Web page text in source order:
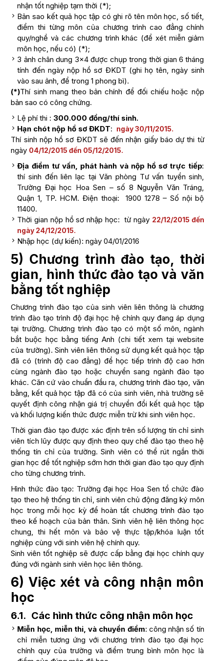
nhận tốt nghiệp tạm thời (*);
Bản sao kết quả học tập có ghi rõ tên môn học, số tiết,
điểm thi từng môn của chương trình cao đẳng chính
quy/nghề và các chương trình khác (để xét miễn giảm
môn học, nếu có) (*);
3 ảnh chân dung 3×4 được chụp trong thời gian 6 tháng
tính đến ngày nộp hồ sơ ĐKDT (ghi họ tên, ngày sinh
vào sau ảnh, để trong 1 phong bì).
(*)Thí sinh mang theo bản chính để đối chiếu hoặc nộp
bản sao có công chứng.
Lệ phí thi : 300.000 đồng/thí sinh.
Hạn chót nộp hồ sơ ĐKDT: ngày 30/11/2015.
Thí sinh nộp hồ sơ ĐKDT sẽ đến nhận giấy báo dự thi từ
ngày 04/12/2015 đến 05/12/2015.
Địa điểm tư vấn, phát hành và nộp hồ sơ trực tiếp:
thí sinh đến liên lạc tại Văn phòng Tư vấn tuyển sinh,
Trường Đại học Hoa Sen – số 8 Nguyễn Văn Tráng,
Quận 1, TP. HCM. Điện thoại: 1900 1278 – Số nội bộ
11400.
Thời gian nộp hồ sơ nhập học: từ ngày 22/12/2015 đến
ngày 24/12/2015.
Nhập học (dự kiến): ngày 04/01/2016
5) Chương trình đào tạo, thời
gian, hình thức đào tạo và văn
bằng tốt nghiệp
Chương trình đào tạo của sinh viên liên thông là chương
trình đào tạo trình độ đại học hệ chính quy đang áp dụng
tại trường. Chương trình đào tạo có một số môn, ngành
bắt buộc học bằng tiếng Anh (chi tiết xem tại website
của trường). Sinh viên liên thông sử dụng kết quả học tập
đã có (trình độ cao đẳng) để học tiếp trình độ cao hơn
cùng ngành đào tạo hoặc chuyển sang ngành đào tạo
khác. Căn cứ vào chuẩn đầu ra, chương trình đào tạo, văn
bằng, kết quả học tập đã có của sinh viên, nhà trường sẽ
quyết định công nhận giá trị chuyển đổi kết quả học tập
và khối lượng kiến thức được miễn trừ khi sinh viên học.
Thời gian đào tạo được xác định trên số lượng tín chỉ sinh
viên tích lũy được quy định theo quy chế đào tạo theo hệ
thống tín chỉ của trường. Sinh viên có thể rút ngắn thời
gian học để tốt nghiệp sớm hơn thời gian đào tạo quy định
cho từng chương trình.
Hình thức đào tạo: Trường đại học Hoa Sen tổ chức đào
tạo theo hệ thống tín chỉ, sinh viên chủ động đăng ký môn
học trong mỗi học kỳ để hoàn tất chương trình đào tạo
theo kế hoạch của bản thân. Sinh viên hệ liên thông học
chung, thi hết môn và bảo vệ thực tập/khóa luận tốt
nghiệp cùng với sinh viên hệ chính quy.
Sinh viên tốt nghiệp sẽ được cấp bằng đại học chính quy
đúng với ngành sinh viên học liên thông.
​6) Việc xét và công nhận môn
học
6.1. Các hình thức công nhận môn học
Miễn học, miễn thi, và chuyển điểm: công nhận số tín
chỉ miễn tương ứng với chương trình đào tạo đại học
chính quy của trường và điểm trung bình môn học là